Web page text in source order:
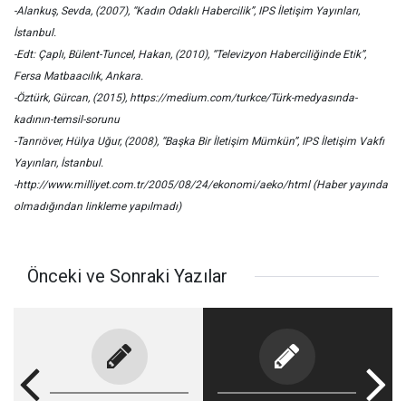
-Alankuş, Sevda, (2007), “Kadın Odaklı Habercilik”, IPS İletişim Yayınları,
İstanbul.
-Edt: Çaplı, Bülent-Tuncel, Hakan, (2010), “Televizyon Haberciliğinde Etik”,
Fersa Matbaacılık, Ankara.
-Öztürk, Gürcan, (2015), https://medium.com/turkce/Türk-medyasında-
kadının-temsil-sorunu
-Tanrıöver, Hülya Uğur, (2008), “Başka Bir İletişim Mümkün”, IPS İletişim Vakfı
Yayınları, İstanbul.
-http://www.milliyet.com.tr/2005/08/24/ekonomi/aeko/html (Haber yayında
olmadığından linkleme yapılmadı)
Önceki ve Sonraki Yazılar